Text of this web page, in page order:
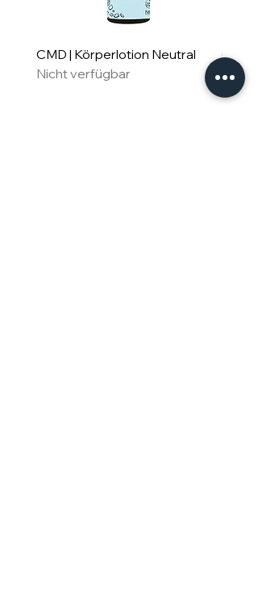
CMD | Körperlotion Neutral
Nicht verfügbar
CMD
Neutral